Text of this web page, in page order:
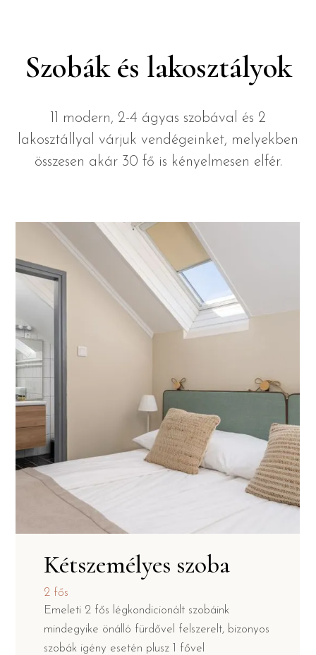
Szobák és lakosztályok
11 modern, 2-4 ágyas szobával és 2
lakosztállyal várjuk vendégeinket, melyekben
összesen akár 30 fő is kényelmesen elfér.
Kétszemélyes szoba
2 fős
Emeleti 2 fős légkondicionált szobáink
mindegyike önálló fürdővel felszerelt, bizonyos
szobák igény esetén plusz 1 fővel